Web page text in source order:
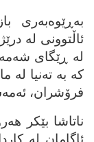
به‌ڕێوه‌به‌ری
ئاڵتوونی له‌
که‌ به‌ ته‌نیا
فرۆشران،
ناتاشا بێکر
ئاگامان له‌